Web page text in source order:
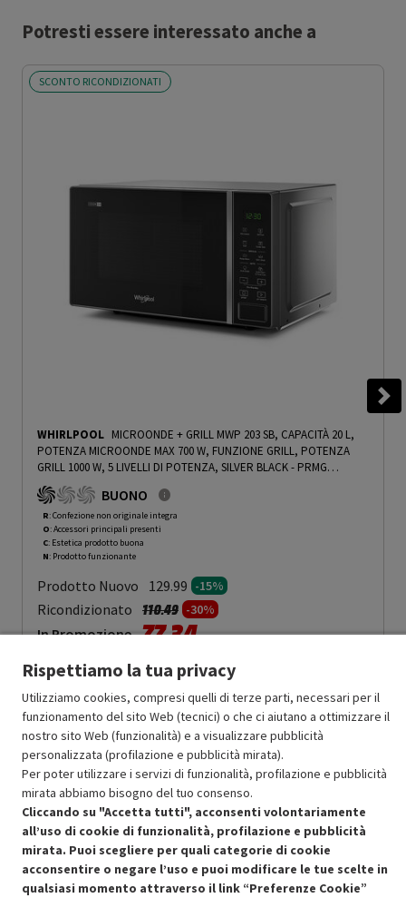
Potresti essere interessato anche a
SCONTO RICONDIZIONATI
WHIRLPOOL MICROONDE + GRILL MWP 203 SB, CAPACITÀ 20 L,
POTENZA MICROONDE MAX 700 W, FUNZIONE GRILL, POTENZA
GRILL 1000 W, 5 LIVELLI DI POTENZA, SILVER BLACK - PRMG
GRADING ROCN - 15%
BUONO
R: Confezione non originale integra
O: Accessori principali presenti
C: Estetica prodotto buona
N: Prodotto funzionante
Prodotto Nuovo 129.99 -15%
Ricondizionato Prezzo ridotto da
110.49a-30%
In Promozione 77.34
Aggiungi al carrello
SCONTO RICONDIZIONATI
Approfitta dello sconto del 30% sul prodotto ricondizionato.
Condizioni generali di vendita
Rispettiamo la tua privacy
Utilizziamo cookies, compresi quelli di terze parti, necessari per il
funzionamento del sito Web (tecnici) o che ci aiutano a ottimizzare il
nostro sito Web (funzionalità) e a visualizzare pubblicità
personalizzata (profilazione e pubblicità mirata).
Per poter utilizzare i servizi di funzionalità, profilazione e pubblicità
mirata abbiamo bisogno del tuo consenso.
Cliccando su "Accetta tutti", acconsenti volontariamente
all’uso di cookie di funzionalità, profilazione e pubblicità
mirata. Puoi scegliere per quali categorie di cookie
acconsentire o negare l’uso e puoi modificare le tue scelte in
qualsiasi momento attraverso il link “Preferenze Cookie”